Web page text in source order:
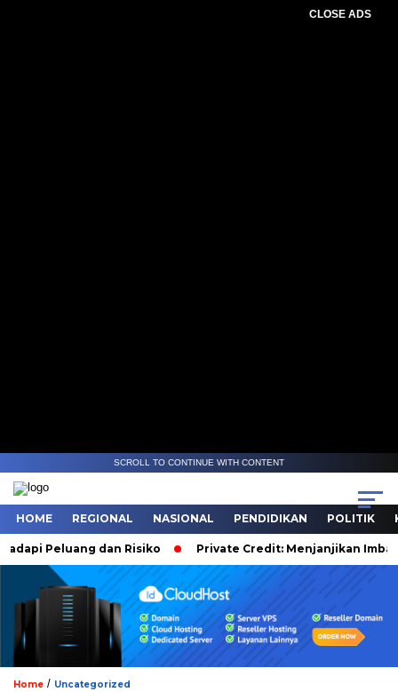
CLOSE ADS
SCROLL TO CONTINUE WITH CONTENT
HOME REGIONAL NASIONAL PENDIDIKAN POLITIK
Peluang dan Risiko Private Credit: Menjanjikan Imbal
Home / Uncategorized